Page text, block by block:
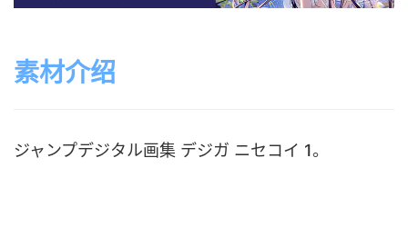
素材介绍
ジャンプデジタル画集 デジガ ニセコイ 1。